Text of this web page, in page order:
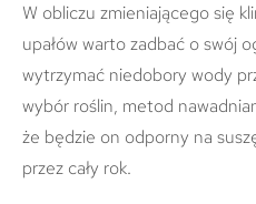
W obliczu zmieniającego się
upałów warto zadbać o swój
wytrzymać niedobory wody
wybór roślin, metod
że będzie on odporny na
przez cały rok.